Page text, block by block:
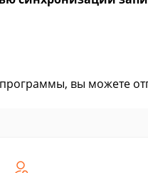
программы, вы можете